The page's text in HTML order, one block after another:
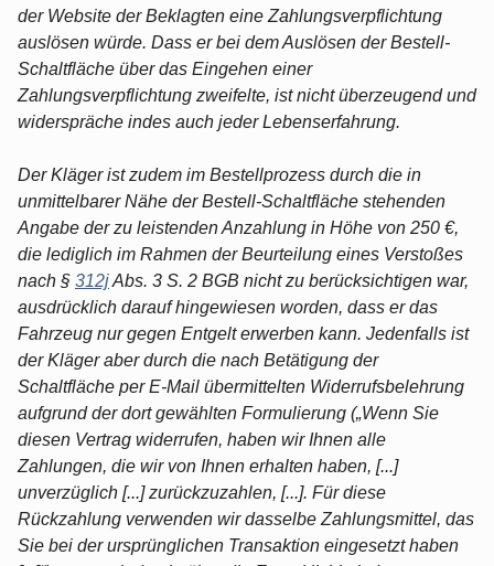
der Website der Beklagten eine Zahlungsverpflichtung
auslösen würde. Dass er bei dem Auslösen der Bestell-
Schaltfläche über das Eingehen einer
Zahlungsverpflichtung zweifelte, ist nicht überzeugend und
widerspräche indes auch jeder Lebenserfahrung.
Der Kläger ist zudem im Bestellprozess durch die in
unmittelbarer Nähe der Bestell-Schaltfläche stehenden
Angabe der zu leistenden Anzahlung in Höhe von 250 €,
die lediglich im Rahmen der Beurteilung eines Verstoßes
nach § 312jAbs. 3 S. 2 BGB nicht zu berücksichtigen war,
ausdrücklich darauf hingewiesen worden, dass er das
Fahrzeug nur gegen Entgelt erwerben kann. Jedenfalls ist
der Kläger aber durch die nach Betätigung der
Schaltfläche per E-Mail übermittelten Widerrufsbelehrung
aufgrund der dort gewählten Formulierung („Wenn Sie
diesen Vertrag widerrufen, haben wir Ihnen alle
Zahlungen, die wir von Ihnen erhalten haben, [...]
unverzüglich [...] zurückzuzahlen, [...]. Für diese
Rückzahlung verwenden wir dasselbe Zahlungsmittel, das
Sie bei der ursprünglichen Transaktion eingesetzt haben